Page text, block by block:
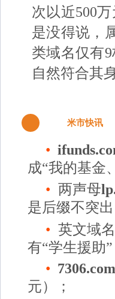
次以近500
是没得说，
类域名仅有
自然符合其
米市快讯
•
成“我的基金
• 两声母
是后缀不突出
• 英文域名
有“学生援助”
• 7306.com
元）；